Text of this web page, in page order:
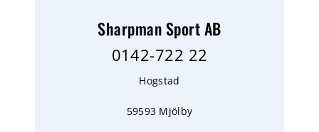
Sharpman Sport AB
0142-722 22
Hogstad
59593 Mjölby